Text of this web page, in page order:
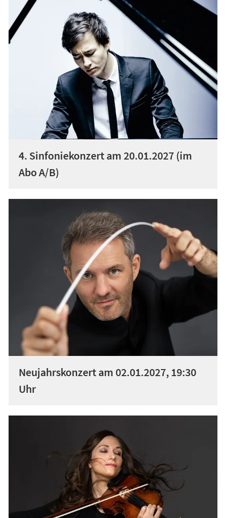
4. Sinfoniekonzert am 20.01.2027 (im
Abo A/B)
Neujahrskonzert am 02.01.2027, 19:30
Uhr